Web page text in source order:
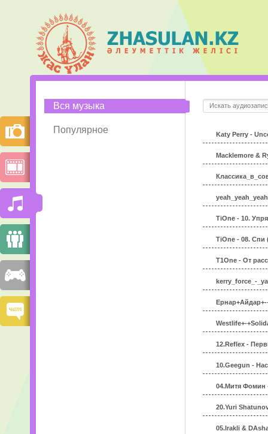
Вся музыка
Популярное Katy Perry -
Macklemore &
TiOne - 10.
TiOne - 08. Спи
T1One - От
kerry_force_-
Ернар+Айдар+-
Westlife+-
12.Reflex -
10.Geegun -
04.Митя Фомин
20.Yuri
05.Irakli &